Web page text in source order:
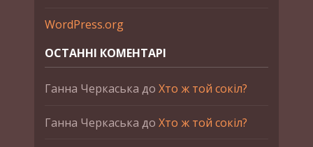
WordPress.org
ОСТАННІ КОМЕНТАРІ
Ганна Черкаська до Хто ж той сокіл?
Ганна Черкаська до Хто ж той сокіл?